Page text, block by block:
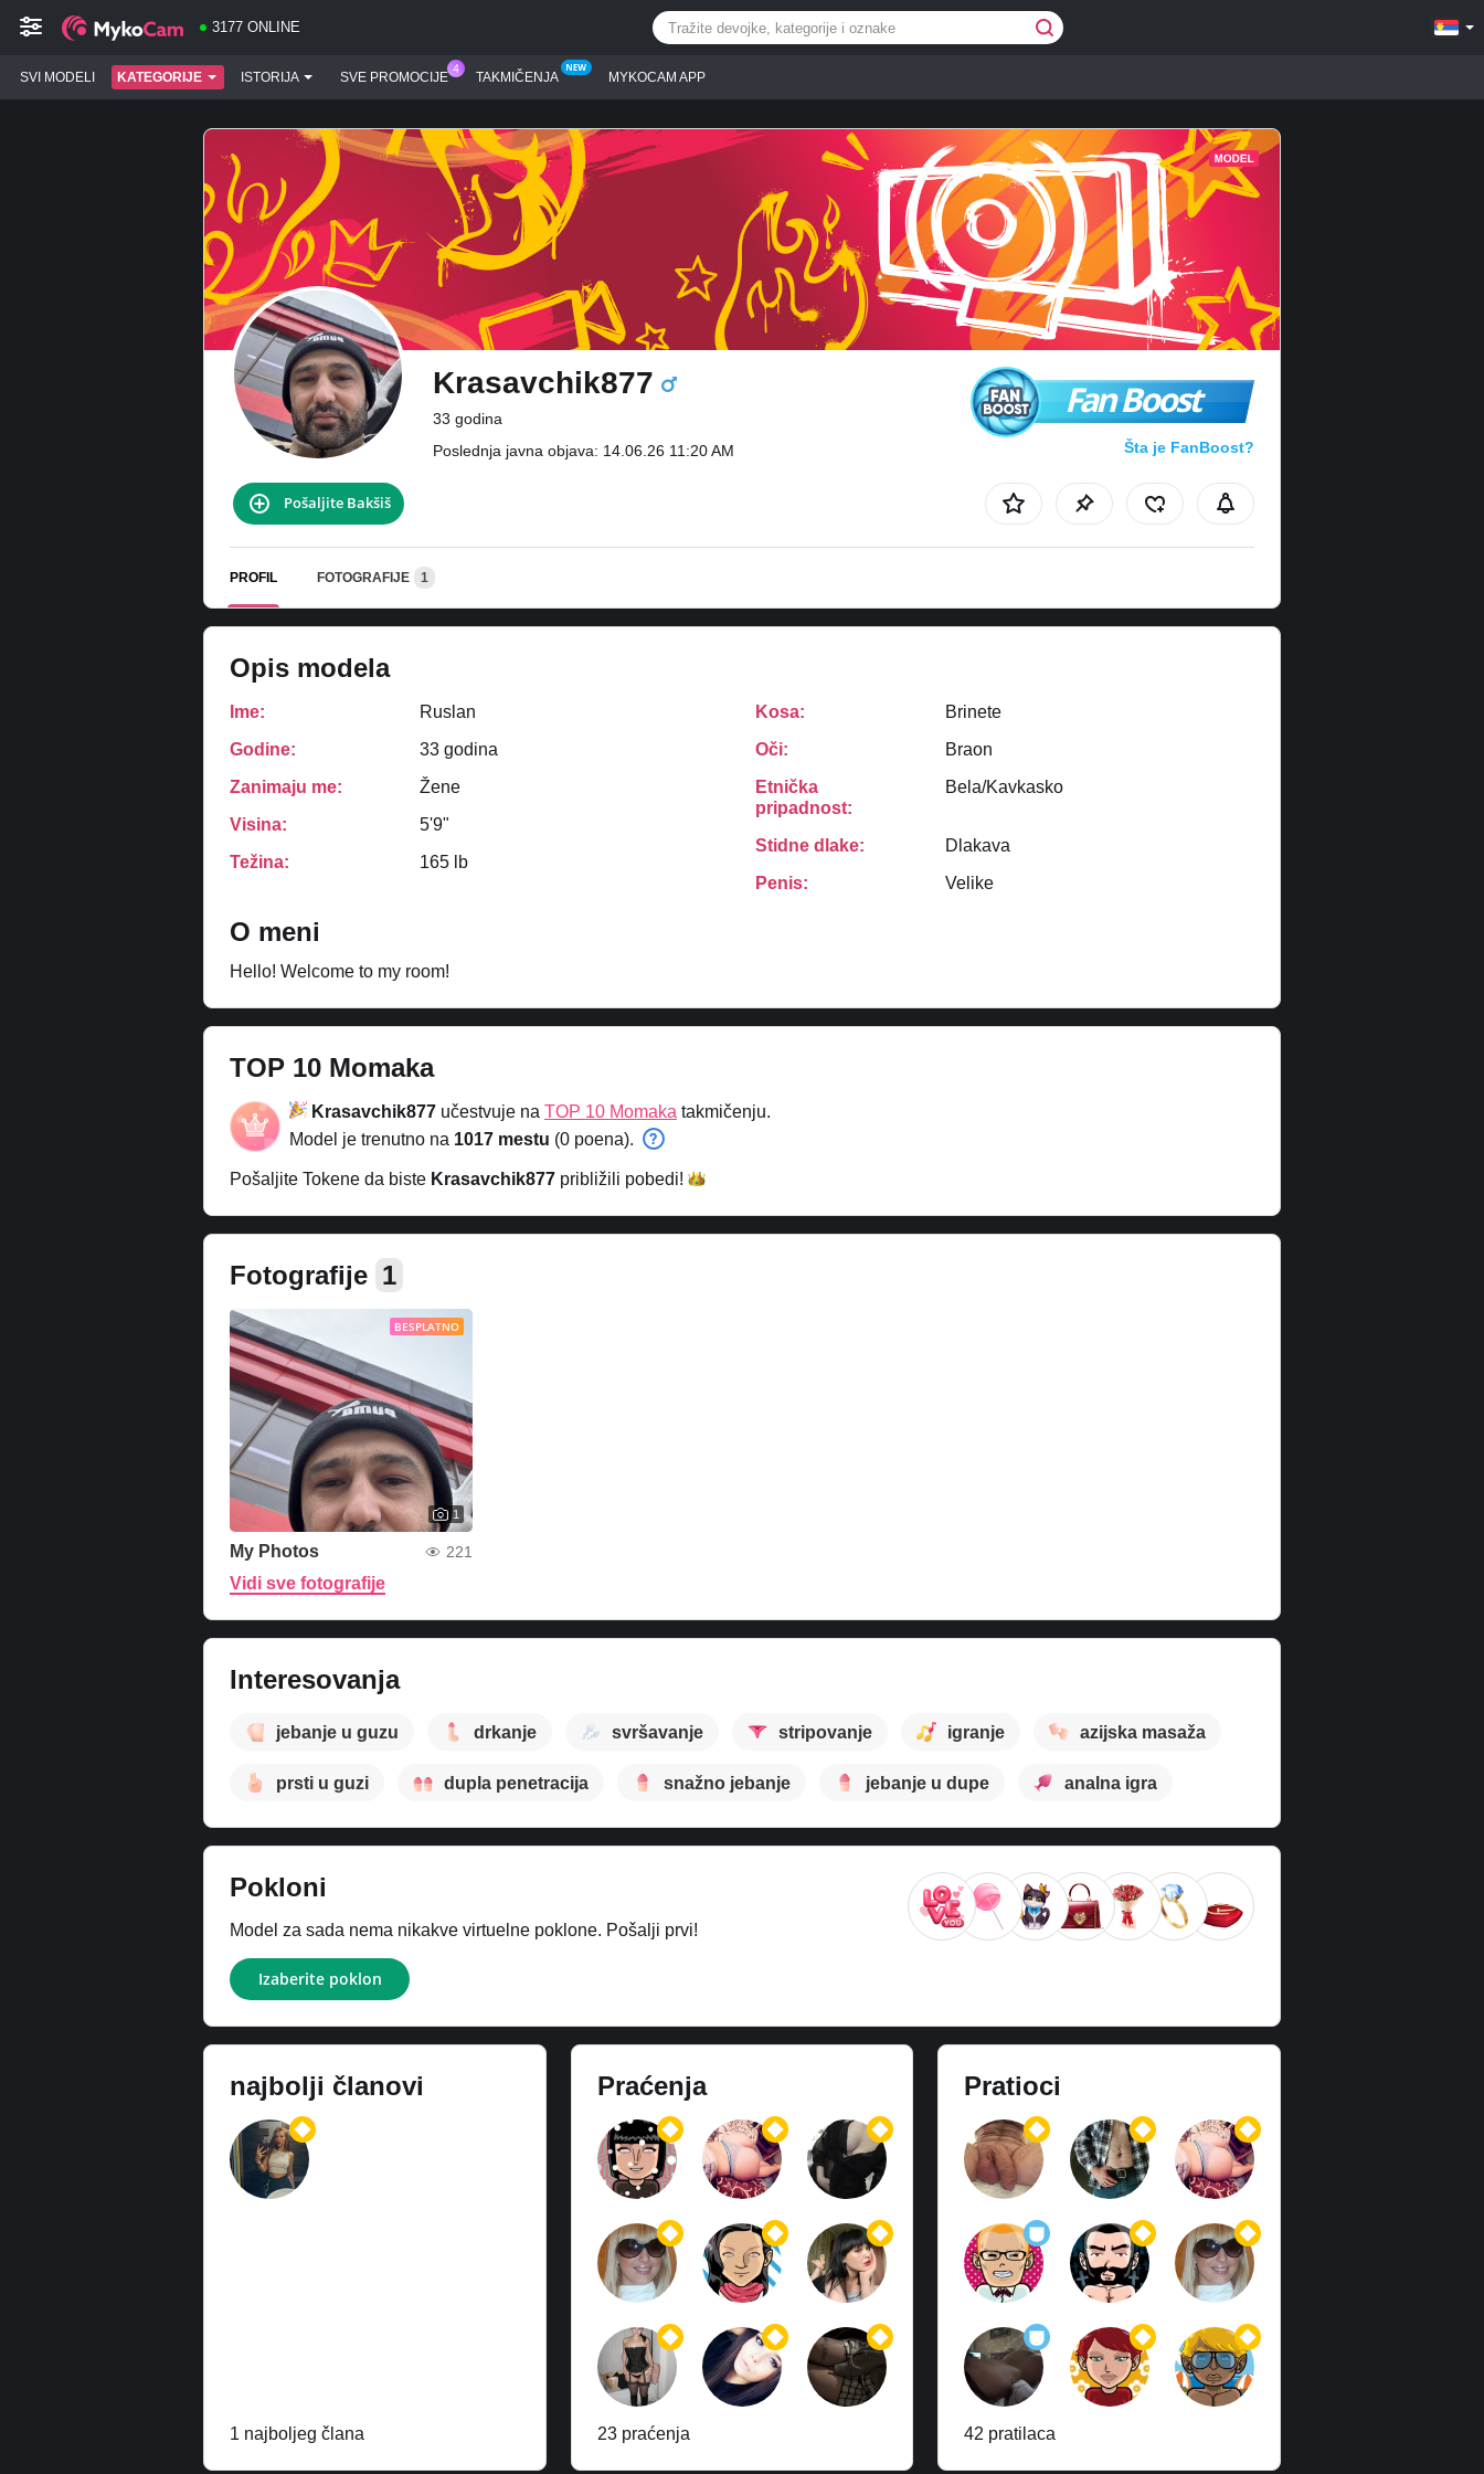
3177 ONLINE
SVI MODELI KATEGORIJE ISTORIJA SVE PROMOCIJE TAKMIČENJA MYKOCAM APP
Krasavchik877
33 godina
Poslednja javna objava: 14.06.26 11:20 AM
Fan Boost
Šta je FanBoost?
Pošaljite Bakšiš
PROFIL FOTOGRAFIJE 1
Opis modela
Ime:
Ruslan
Godine:
33 godina
Zanimaju me:
Žene
Visina:
5'9"
Težina:
165 lb
Kosa:
Brinete
Oči:
Braon
Etnička
pripadnost:
Bela/Kavkasko
Stidne dlake:
Dlakava
Penis:
Velike
O meni
Hello! Welcome to my room!
TOP 10 Momaka
Krasavchik877 učestvuje na TOP 10 Momaka takmičenju.
Model je trenutno na 1017 mestu (0 poena).
Pošaljite Tokene da biste Krasavchik877 približili pobedi!
Fotografije 1
BESPLATNO
1
My Photos 221
Vidi sve fotografije
Interesovanja
jebanje u guzu drkanje svršavanje stripovanje igranje azijska masaža
prsti u guzi dupla penetracija snažno jebanje jebanje u dupe analna igra
Pokloni
Model za sada nema nikakve virtuelne poklone. Pošalji prvi!
Izaberite poklon
najbolji članovi
1 najboljeg člana
Praćenja
23 praćenja
Pratioci
42 pratilaca